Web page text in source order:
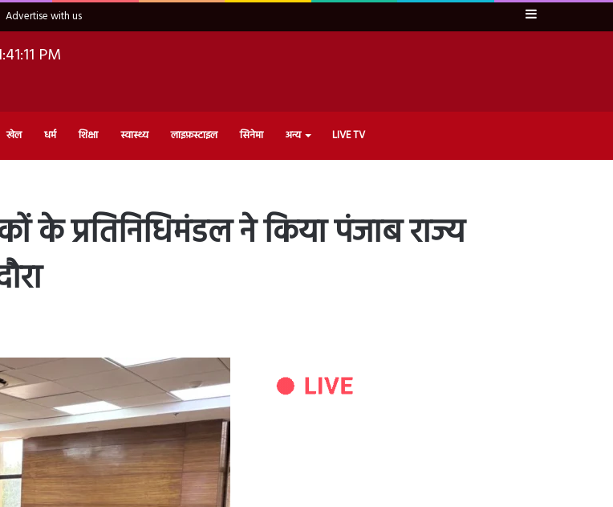
Advertise with us Sidebar
PM
खेल धर्म शिक्षा स्वास्थ्य लाइफ़स्टाइल सिनेमा अन्य LIVE TV
के प्रतिनिधिमंडल ने किया पंजाब राज्य